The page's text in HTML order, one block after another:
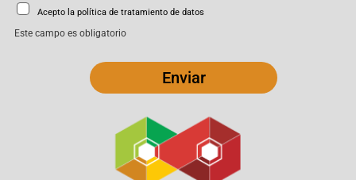
Acepto la política de tratamiento de datos
Este campo es obligatorio
Enviar